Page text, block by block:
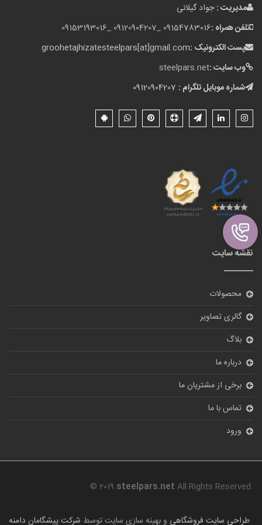
مدیریت :جواد گیلانی
تلفن همراه :09154783016 _
09120904207 _
09153193016
پست الکترونیک :groohetajhizatesteelpars[at]gmail.com
وب سایت :steelpars.net
شماره موبایل تلگرام :
نقشه سایت
محصولات
گالری تصاویر
بلاگ
درباره ما
برخی از مشتریان ما
تماس با ما
ورود
© 2019 steelpars.net All Rights Reserved.
طراحی سایت فروشگاهی و بهینه سازی سایت توسط شرکت پیشگامان دامنه